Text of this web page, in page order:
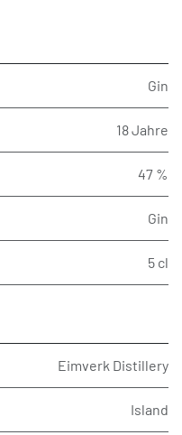
Gin
18 Jahre
47 %
Gin
5 cl
Eimverk Distillery
Island